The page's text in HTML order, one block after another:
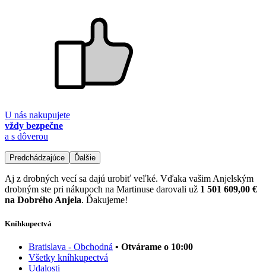
U nás nakupujete
vždy bezpečne
a s dôverou
Predchádzajúce Ďalšie
Aj z drobných vecí sa dajú urobiť veľké. Vďaka vašim Anjelským
drobným ste pri nákupoch na Martinuse darovali už 1 501 609,00 €
na Dobrého Anjela. Ďakujeme!
Kníhkupectvá
Bratislava - Obchodná • Otvárame o 10:00
Všetky kníhkupectvá
Udalosti